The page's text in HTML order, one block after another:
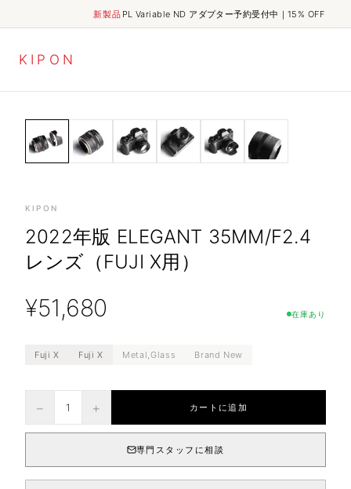
新製品 PL Variable ND アダプター予約受付中｜15% OFF
K I P O N
HOME SHOP
KIPON
2022年版 ELEGANT 35MM/F2.4
レンズ（FUJI X用）
¥51,680 在庫あり
Fuji X Fuji X Metal,Glass Brand New
− 1 + カートに追加
専門スタッフに相談